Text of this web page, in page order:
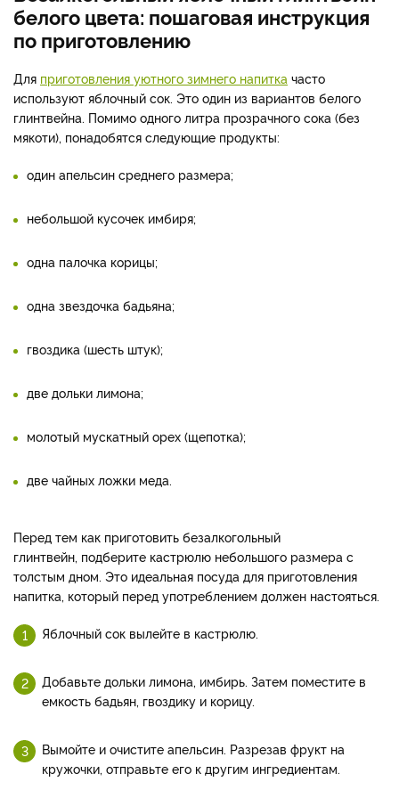
белого цвета: пошаговая инструкция
по приготовлению
Для приготовления уютного зимнего напитка часто
используют яблочный сок. Это один из вариантов белого
глинтвейна. Помимо одного литра прозрачного сока (без
мякоти), понадобятся следующие продукты:
один апельсин среднего размера;
небольшой кусочек имбиря;
одна палочка корицы;
одна звездочка бадьяна;
гвоздика (шесть штук);
две дольки лимона;
молотый мускатный орех (щепотка);
две чайных ложки меда.
Перед тем как приготовить безалкогольный
глинтвейн, подберите кастрюлю небольшого размера с
толстым дном. Это идеальная посуда для приготовления
напитка, который перед употреблением должен настояться.
Яблочный сок вылейте в кастрюлю.
Добавьте дольки лимона, имбирь. Затем поместите в
емкость бадьян, гвоздику и корицу.
Вымойте и очистите апельсин. Разрезав фрукт на
кружочки, отправьте его к другим ингредиентам.